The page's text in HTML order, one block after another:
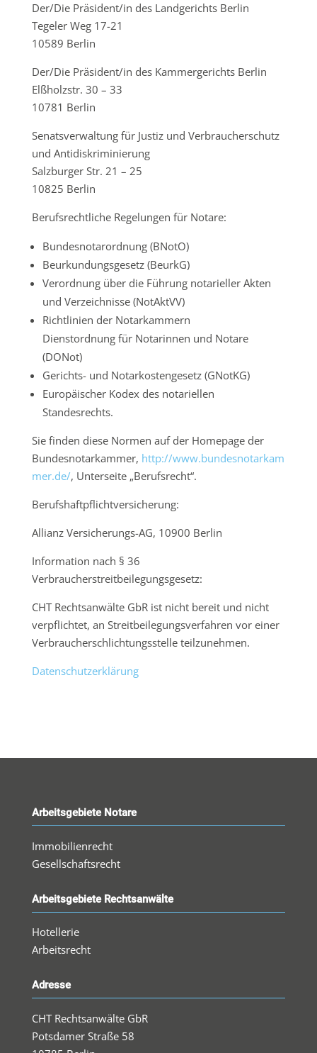
Der/Die Präsident/in des Landgerichts Berlin
Tegeler Weg 17-21
10589 Berlin
Der/Die Präsident/in des Kammergerichts Berlin
Elßholzstr. 30 – 33
10781 Berlin
Senatsverwaltung für Justiz und Verbraucherschutz
und Antidiskriminierung
Salzburger Str. 21 – 25
10825 Berlin
Berufsrechtliche Regelungen für Notare:
Bundesnotarordnung (BNotO)
Beurkundungsgesetz (BeurkG)
Verordnung über die Führung notarieller Akten
und Verzeichnisse (NotAktVV)
Richtlinien der Notarkammern
Dienstordnung für Notarinnen und Notare
(DONot)
Gerichts- und Notarkostengesetz (GNotKG)
Europäischer Kodex des notariellen
Standesrechts.
Sie finden diese Normen auf der Homepage der
Bundesnotarkammer, http://www.bundesnotarkam
mer.de/, Unterseite „Berufsrecht“.
Berufshaftpflichtversicherung:
Allianz Versicherungs-AG, 10900 Berlin
Information nach § 36
Verbraucherstreitbeilegungsgesetz:
CHT Rechtsanwälte GbR ist nicht bereit und nicht
verpflichtet, an Streitbeilegungsverfahren vor einer
Verbraucherschlichtungsstelle teilzunehmen.
Datenschutzerklärung
Arbeitsgebiete Notare
Immobilienrecht
Gesellschaftsrecht
Arbeitsgebiete Rechtsanwälte
Hotellerie
Arbeitsrecht
Adresse
CHT Rechtsanwälte GbR
Potsdamer Straße 58